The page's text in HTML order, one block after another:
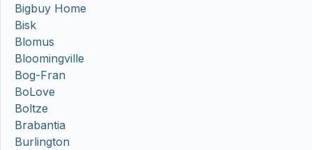
Bigbuy Home
Bisk
Blomus
Bloomingville
Bog-Fran
BoLove
Boltze
Brabantia
Burlington